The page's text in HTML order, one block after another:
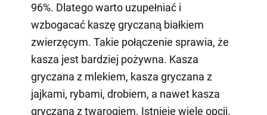
96%. Dlatego warto uzupełniać i
wzbogacać kaszę gryczaną białkiem
zwierzęcym. Takie połączenie sprawia, że
kasza jest bardziej pożywna. Kasza
gryczana z mlekiem, kasza gryczana z
jajkami, rybami, drobiem, a nawet kasza
gryczana z twarogiem. Istnieje wiele opcji.